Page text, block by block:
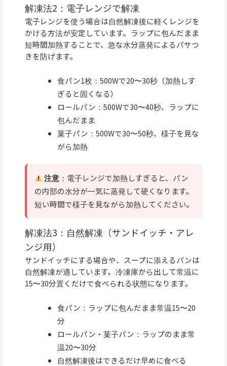
解凍法2：電子レンジで解凍
電子レンジを使う場合は自然解凍後に軽くレンジを
かける方法が安定しています。ラップに包んだまま
短時間加熱することで、急な水分蒸発によるパサつ
きを防げます。
食パン1枚：500Wで20〜30秒（加熱しす
ぎると固くなる）
ロールパン：500Wで30〜40秒、ラップに
包んだまま
菓子パン：500Wで30〜50秒、様子を見な
がら加熱
注意 ：電子レンジで加熱しすぎると、パン
の内部の水分が一気に蒸発して硬くなります。
短い時間で様子を見ながら加熱してください。
解凍法3：自然解凍（サンドイッチ・アレ
ンジ用）
サンドイッチにする場合や、スープに添えるパンは
自然解凍が適しています。冷凍庫から出して常温に
15〜30分置くだけで食べられる状態になります。
食パン：ラップに包んだまま常温15〜20
分
ロールパン・菓子パン：ラップのまま常
温20〜30分
自然解凍後はできるだけ早めに食べる